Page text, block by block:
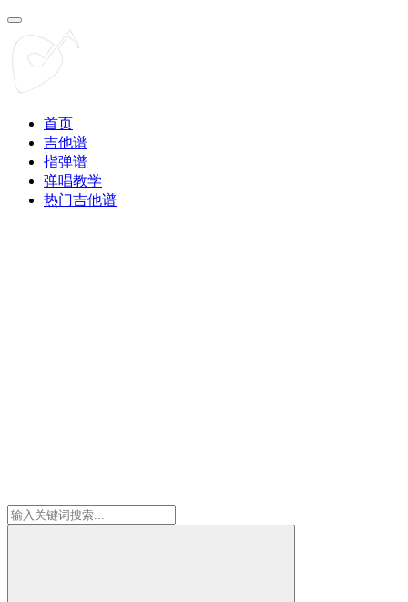
首页
吉他谱
指弹谱
弹唱教学
热门吉他谱